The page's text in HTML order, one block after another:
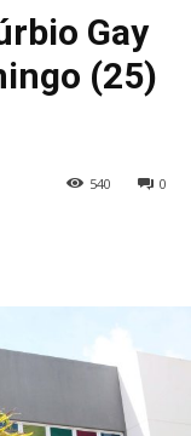
Gay
(25)
0
540